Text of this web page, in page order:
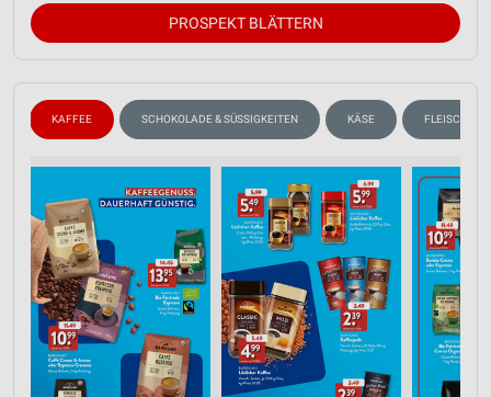
PROSPEKT BLÄTTERN
KAFFEE SCHOKOLADE & SÜSSIGKEITEN KÄSE FLEISCH &